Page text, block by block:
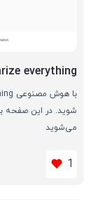
everything!
شوید. در این صفحه با
می‌شوید
1